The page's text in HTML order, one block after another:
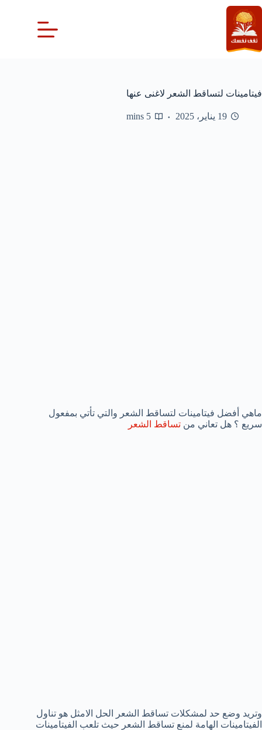
التجاوز
إلى
المحتوى
فيتامينات لتساقط الشعر لاغنى عنها
19 يناير، 2025 5 mins
ماهي أفضل فيتامينات لتساقط الشعر والتي تأتي بمفعول
سريع ؟ هل تعاني من تساقط الشعر
وتريد وضع حد لمشكلات تساقط الشعر الحل الامثل هو تناول
الفيتامينات الهامة لمنع تساقط الشعر حيث تلعب الفيتامينات